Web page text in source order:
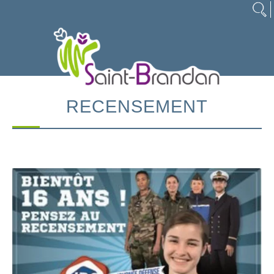
RECENSEMENT